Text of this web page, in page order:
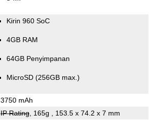
Kirin 960 SoC
4GB RAM
64GB Penyimpanan
MicroSD (256GB max.)
3750 mAh
IP Rating, 165g , 153.5 x 74.2 x 7 mm